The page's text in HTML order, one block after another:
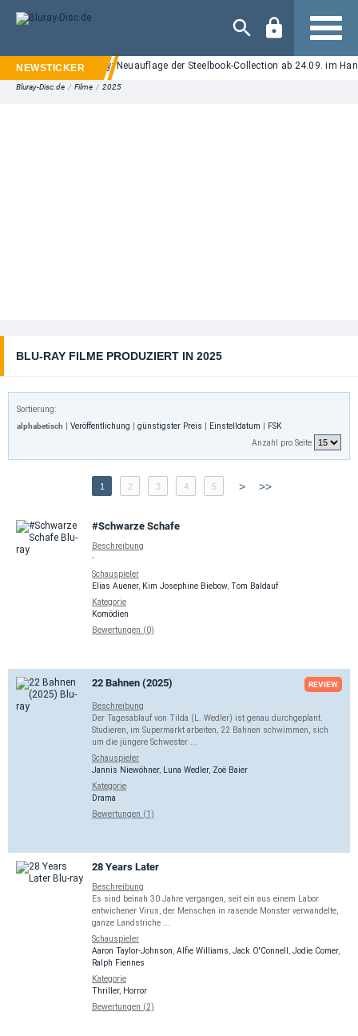
Navigation
auf UHD Blu-ray: Neuauflage der Steelbook-Collection ab 24.09. im
Bluray-Disc.de / Filme / 2025
BLU-RAY FILME PRODUZIERT IN 2025
Sortierung:
alphabetisch
Veröffentlichung günstigster Preis Einstelldatum
FSK
Anzahl pro Seite
1 2 3 4 5 > >>
#Schwarze Schafe
Beschreibung
-
Schauspieler
Elias Auener, Kim Josephine Biebow, Tom Baldauf
Kategorie
Komödien
Bewertungen (0)
22 Bahnen (2025) REVIEW
Beschreibung
Der Tagesablauf von Tilda (L. Wedler) ist genau durchgeplant.
Studieren, im Supermarkt arbeiten, 22 Bahnen schwimmen, sich
um die jüngere Schwester ...
Schauspieler
Jannis Niewöhner, Luna Wedler, Zoë Baier
Kategorie
Drama
Bewertungen (1)
28 Years Later
Beschreibung
Es sind beinah 30 Jahre vergangen, seit ein aus einem Labor
entwichener Virus, der Menschen in rasende Monster verwandelte,
ganze Landstriche ...
Schauspieler
Aaron Taylor-Johnson Alfie Williams Jack O'Connell Jodie Comer,
Ralph Fiennes
Kategorie
Thriller, Horror
Bewertungen (2)